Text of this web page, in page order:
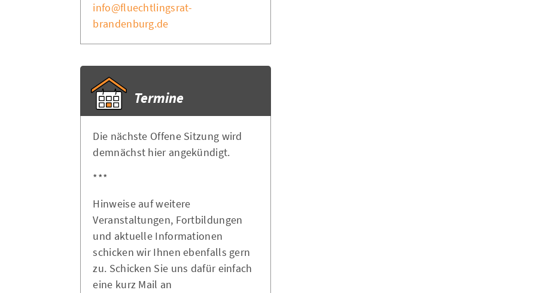
info@fluechtlingsrat-
brandenburg.de
Termine
Die nächste Offene Sitzung wird
demnächst hier angekündigt.
***
Hinweise auf weitere
Veranstaltungen, Fortbildungen
und aktuelle Informationen
schicken wir Ihnen ebenfalls gern
zu. Schicken Sie uns dafür einfach
eine kurz Mail an